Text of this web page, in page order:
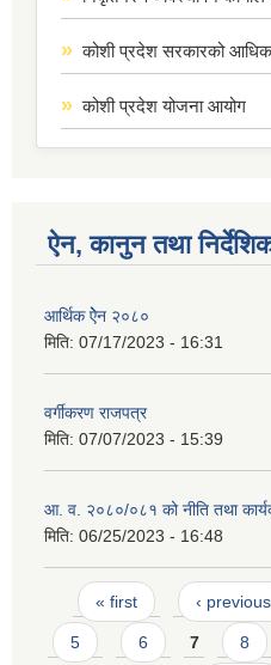
कोशी प्रदेश सरकारको
कोशी प्रदेश योजना आयोग
ऐन, कानुन तथा
आर्थिक ऐेन २०८०
मिति: 07/17/2023 - 16:31
वर्गीकरण राजपत्र
मिति: 07/07/2023 - 15:39
आ. व. २०८०/०८१ को नीति तथा
मिति: 06/25/2023 - 16:48
Pages
« first ‹ previous
5 6 7 8